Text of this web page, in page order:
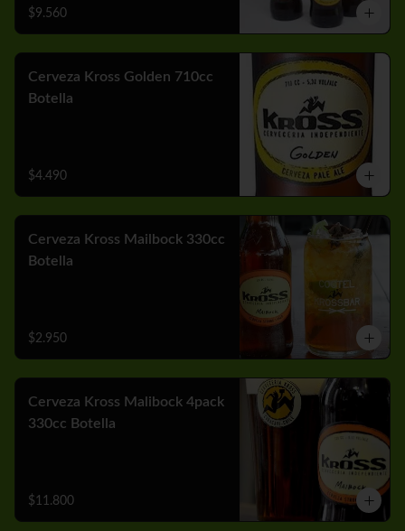
$9.560
Cerveza Kross Golden 710cc
Botella
$4.490
Cerveza Kross Mailbock 330cc
Botella
$2.950
Cerveza Kross Malibock 4pack
330cc Botella
$11.800